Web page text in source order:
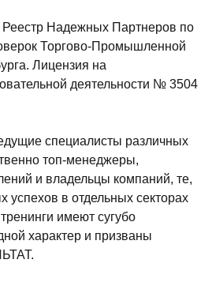
Надежных Партнеров по
Торгово-Промышленной
Лицензия на
деятельности № 3504
специалисты различных
топ-менеджеры,
и владельцы компаний, те,
успехов в отдельных секторах
имеют сугубо
характер и призваны